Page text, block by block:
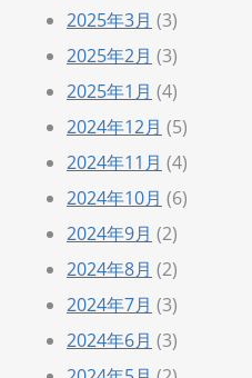
2025年3月 (3)
2025年2月 (3)
2025年1月 (4)
2024年12月 (5)
2024年11月 (4)
2024年10月 (6)
2024年9月 (2)
2024年8月 (2)
2024年7月 (3)
2024年6月 (3)